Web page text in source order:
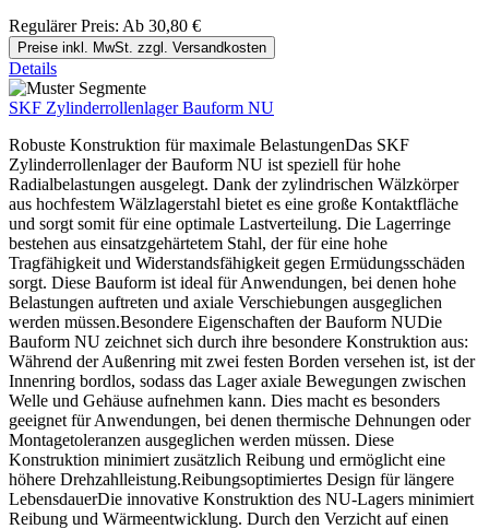
Regulärer Preis: Ab 30,80 €
Preise inkl. MwSt. zzgl. Versandkosten
Details
SKF Zylinderrollenlager Bauform NU
Robuste Konstruktion für maximale BelastungenDas SKF
Zylinderrollenlager der Bauform NU ist speziell für hohe
Radialbelastungen ausgelegt. Dank der zylindrischen Wälzkörper
aus hochfestem Wälzlagerstahl bietet es eine große Kontaktfläche
und sorgt somit für eine optimale Lastverteilung. Die Lagerringe
bestehen aus einsatzgehärtetem Stahl, der für eine hohe
Tragfähigkeit und Widerstandsfähigkeit gegen Ermüdungsschäden
sorgt. Diese Bauform ist ideal für Anwendungen, bei denen hohe
Belastungen auftreten und axiale Verschiebungen ausgeglichen
werden müssen.Besondere Eigenschaften der Bauform NUDie
Bauform NU zeichnet sich durch ihre besondere Konstruktion aus:
Während der Außenring mit zwei festen Borden versehen ist, ist der
Innenring bordlos, sodass das Lager axiale Bewegungen zwischen
Welle und Gehäuse aufnehmen kann. Dies macht es besonders
geeignet für Anwendungen, bei denen thermische Dehnungen oder
Montagetoleranzen ausgeglichen werden müssen. Diese
Konstruktion minimiert zusätzlich Reibung und ermöglicht eine
höhere Drehzahlleistung.Reibungsoptimiertes Design für längere
LebensdauerDie innovative Konstruktion des NU-Lagers minimiert
Reibung und Wärmeentwicklung. Durch den Verzicht auf einen